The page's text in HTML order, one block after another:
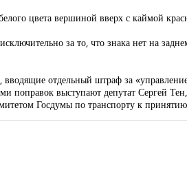
цвета вершиной вверх с каймой
за то, что знака нет на
отдельный штраф за
поправок выступают депутат Сергей
Госдумы по транспорту к